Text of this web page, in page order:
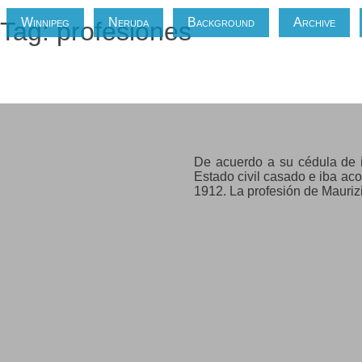
Winnipeg Neruda Background Archive
Tag: profesiones
De acuerdo a su cédula
Estado civil casado e iba
1912. La profesión de